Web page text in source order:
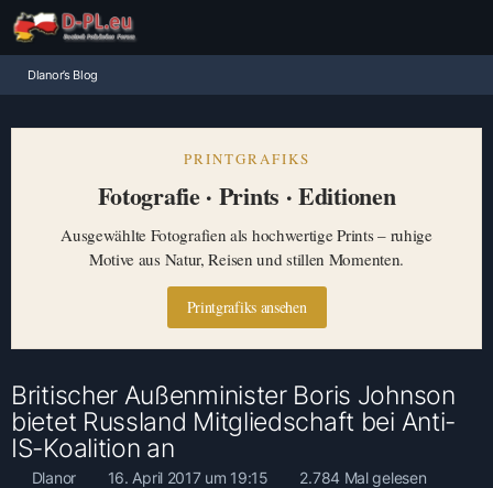
Dlanor’s Blog
PRINTGRAFIKS
Fotografie · Prints · Editionen
Ausgewählte Fotografien als hochwertige Prints – ruhige
Motive aus Natur, Reisen und stillen Momenten.
Printgrafiks ansehen
Britischer Außenminister Boris Johnson
bietet Russland Mitgliedschaft bei Anti-
IS-Koalition an
Dlanor 16. April 2017 um 19:15 2.784 Mal gelesen